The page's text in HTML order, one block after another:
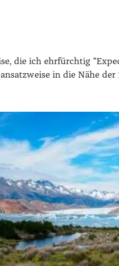
die ich ehrfürchtig
in die Nähe